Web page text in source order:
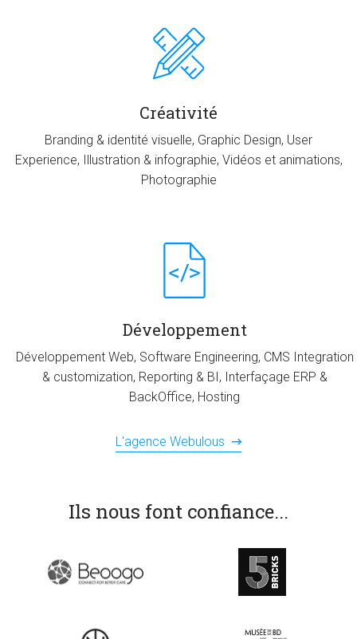
Créativité
Branding & identité visuelle, Graphic Design, User
Experience, Illustration & infographie, Vidéos et animations,
Photographie
Développement
Développement Web, Software Engineering, CMS Integration
& customization, Reporting & BI, Interfaçage ERP &
BackOffice, Hosting
L'agence Webulous
Ils nous font confiance...